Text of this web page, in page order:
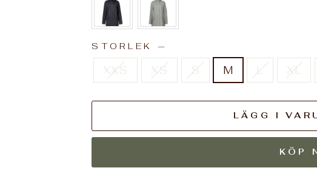
STORLEK —
XXS XS S M L XL
LÄGG I
KÖP